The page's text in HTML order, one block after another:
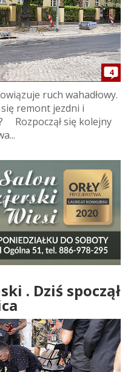
4
ruch wahadłowy.
remont jezdni i
Rozpoczął się kolejny
. Dziś spoczął